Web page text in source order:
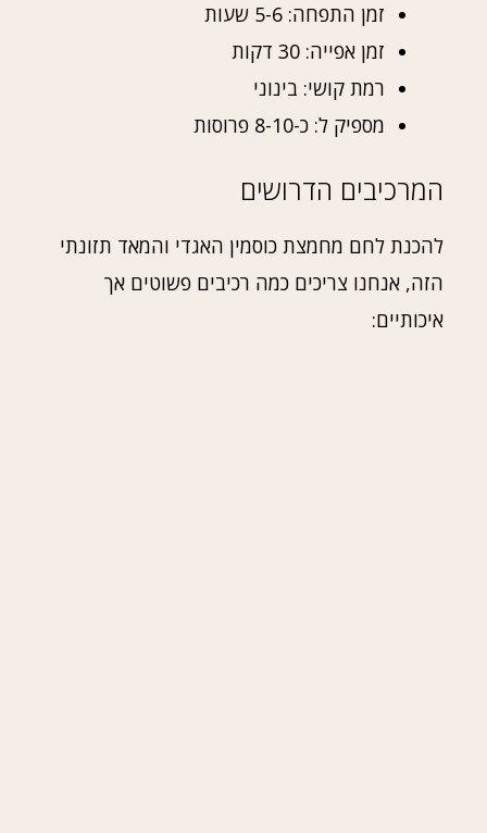
זמן התפחה: 5-6 שעות
זמן אפייה: 30 דקות
רמת קושי: בינוני
מספיק ל: כ-8-10 פרוסות
המרכיבים הדרושים
להכנת לחם מחמצת כוסמין האגדי והמאד תזונתי
הזה, אנחנו צריכים כמה רכיבים פשוטים אך
איכותיים: